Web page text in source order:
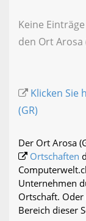
Keine
den Ort
Klicken Sie
(GR)
Der Ort Arosa
Ortschaften
Unternehmen
Ortschaft.
Bereich dieser